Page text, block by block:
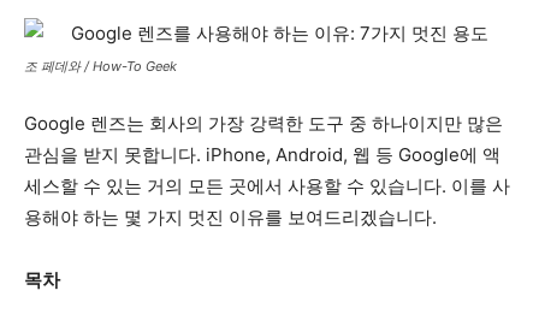
조 페데와 / How-To Geek
Google 렌즈는 회사의 가장 강력한 도구 중 하나이지만 많은
관심을 받지 못합니다. iPhone, Android, 웹 등 Google에 액
세스할 수 있는 거의 모든 곳에서 사용할 수 있습니다. 이를 사
용해야 하는 몇 가지 멋진 이유를 보여드리겠습니다.
목차